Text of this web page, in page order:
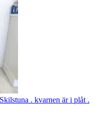
. kvarnen är i plåt .